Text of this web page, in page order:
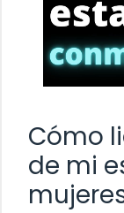
Cómo
de mi